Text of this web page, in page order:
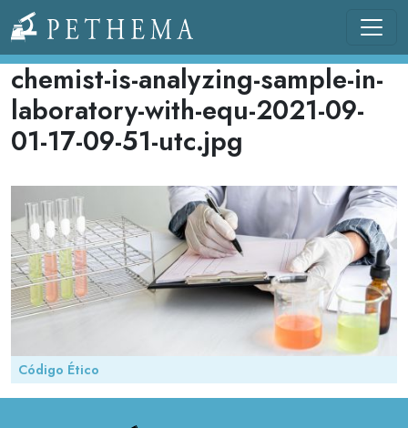
Llevamos la investigación en la sangre.
chemist-is-analyzing-sample-in-
laboratory-with-equ-2021-09-
01-17-09-51-utc.jpg
Código Ético